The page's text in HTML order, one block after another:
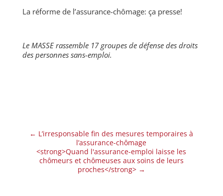
La réforme de l’assurance-chômage: ça presse!
Le MASSE rassemble 17 groupes de défense des droits
des personnes sans-emploi.
← L’irresponsable fin des mesures temporaires à
l’assurance-chômage
<strong>Quand l'assurance-emploi laisse les
chômeurs et chômeuses aux soins de leurs
proches</strong>→